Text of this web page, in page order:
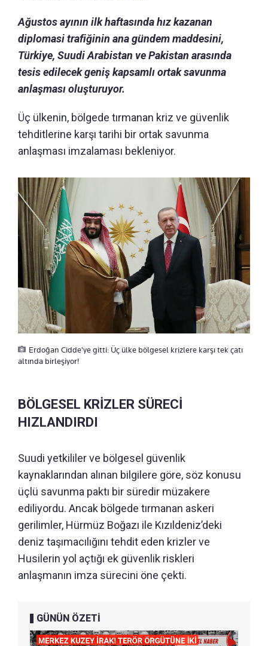
Ağustos ayının ilk haftasında hız kazanan
diplomasi trafiğinin ana gündem maddesini,
Türkiye, Suudi Arabistan ve Pakistan arasında
tesis edilecek geniş kapsamlı ortak savunma
anlaşması oluşturuyor.
Üç ülkenin, bölgede tırmanan kriz ve güvenlik
tehditlerine karşı tarihi bir ortak savunma
anlaşması imzalaması bekleniyor.
Erdoğan Cidde'ye gitti: Üç ülke bölgesel krizlere karşı tek çatı
altında birleşiyor!
BÖLGESEL KRİZLER SÜRECİ
HIZLANDIRDI
Suudi yetkililer ve bölgesel güvenlik
kaynaklarından alınan bilgilere göre, söz konusu
üçlü savunma paktı bir süredir müzakere
ediliyordu. Ancak bölgede tırmanan askeri
gerilimler, Hürmüz Boğazı ile Kızıldeniz’deki
deniz taşımacılığını tehdit eden krizler ve
Husilerin yol açtığı ek güvenlik riskleri
anlaşmanın imza sürecini öne çekti.
GÜNÜN ÖZETİ